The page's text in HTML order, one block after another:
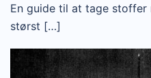
En guide til at tage stoffer
størst […]